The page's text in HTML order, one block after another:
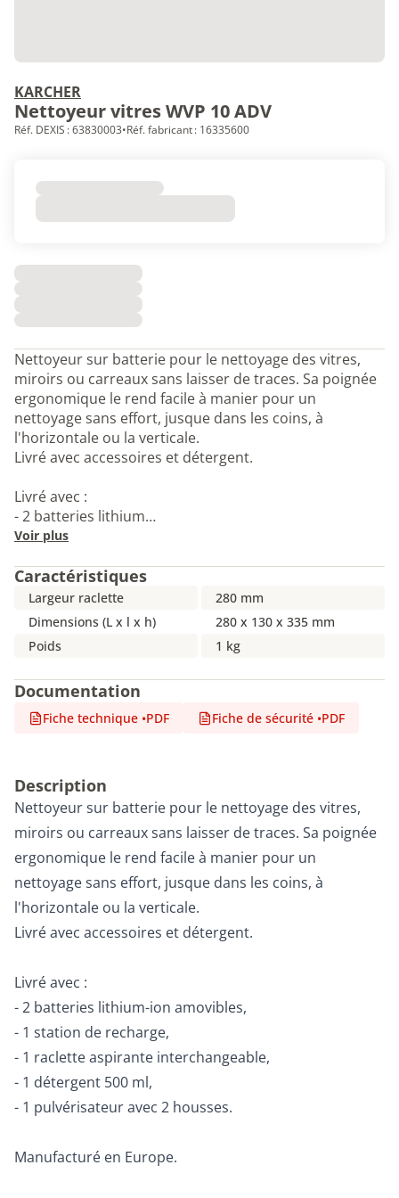
KARCHER
Nettoyeur vitres WVP 10 ADV
Réf. DEXIS : 63830003•Réf. fabricant : 16335600
Nettoyeur sur batterie pour le nettoyage des vitres,
miroirs ou carreaux sans laisser de traces. Sa poignée
ergonomique le rend facile à manier pour un
nettoyage sans effort, jusque dans les coins, à
l'horizontale ou la verticale.
Livré avec accessoires et détergent.
Livré avec :
- 2 batteries lithium…
Voir plus
Caractéristiques
Largeur raclette
280 mm
Dimensions (L x l x h)
280 x 130 x 335 mm
Poids
1 kg
Documentation
Fiche technique •PDF Fiche de sécurité •PDF
Description
Nettoyeur sur batterie pour le nettoyage des vitres,
miroirs ou carreaux sans laisser de traces. Sa poignée
ergonomique le rend facile à manier pour un
nettoyage sans effort, jusque dans les coins, à
l'horizontale ou la verticale.
Livré avec accessoires et détergent.
Livré avec :
- 2 batteries lithium-ion amovibles,
- 1 station de recharge,
- 1 raclette aspirante interchangeable,
- 1 détergent 500 ml,
- 1 pulvérisateur avec 2 housses.
Manufacturé en Europe.